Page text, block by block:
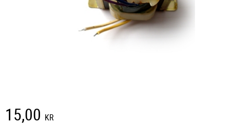
15,00 KR